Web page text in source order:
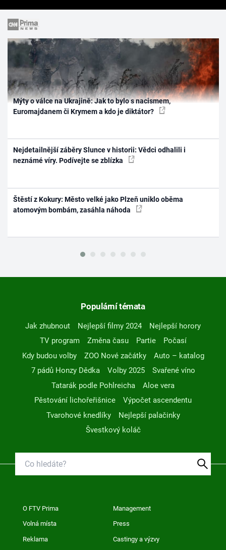
Mýty o válce na Ukrajině: Jak to bylo s nacismem,
Euromajdanem či Krymem a kdo je diktátor?
Nejdetailnější záběry Slunce v historii: Vědci odhalili i
neznámé víry. Podívejte se zblízka
Štěstí z Kokury: Město velké jako Plzeň uniklo oběma
atomovým bombám, zasáhla náhoda
Populární témata
Jak zhubnout Nejlepší filmy 2024
Nejlepší horory
TV program
Změna času Partie
Počasí
Kdy budou volby
ZOO Nové začátky
Auto – katalog
7 pádů Honzy Dědka
Volby 2025
Svařené víno
Tatarák podle Pohlreicha
Aloe vera
Pěstování lichořeřišnice
Výpočet ascendentu
Tvarohové knedlíky
Nejlepší palačinky
Švestkový koláč
O FTV Prima Management
Volná místa Press
Reklama Castingy a výzvy